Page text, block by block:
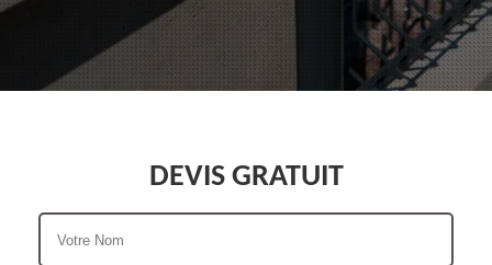
DEVIS GRATUIT